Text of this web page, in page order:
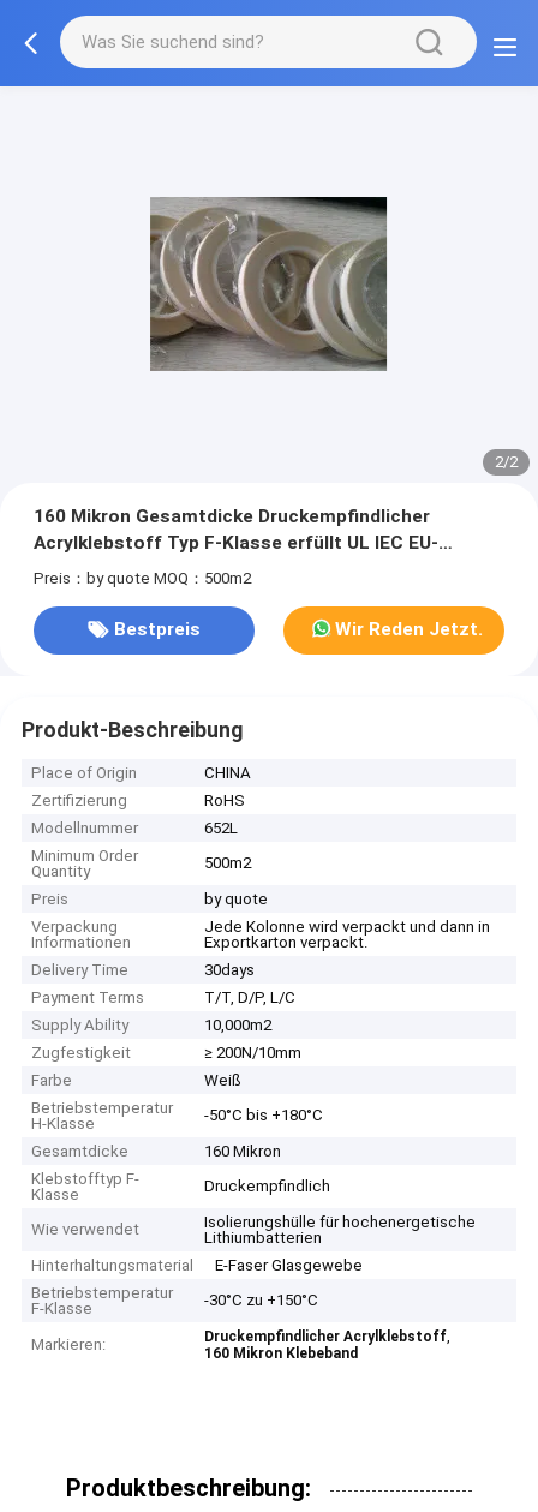
2/2
160 Mikron Gesamtdicke Druckempfindlicher
Acrylklebstoff Typ F-Klasse erfüllt UL IEC EU-
Umweltnormen
Preis：by quote MOQ：500m2
Bestpreis Wir Reden Jetzt.
Produkt-Beschreibung
Place of Origin
CHINA
Zertifizierung
RoHS
Modellnummer
652L
Minimum Order
Quantity
500m2
Preis
by quote
Verpackung
Informationen
Jede Kolonne wird verpackt und dann in
Exportkarton verpackt.
Delivery Time
30days
Payment Terms
T/T, D/P, L/C
Supply Ability
10,000m2
Zugfestigkeit
≥ 200N/10mm
Farbe
Weiß
Betriebstemperatur
H-Klasse
-50°C bis +180°C
Gesamtdicke
160 Mikron
Klebstofftyp F-
Klasse
Druckempfindlich
Wie verwendet
Isolierungshülle für hochenergetische
Lithiumbatterien
Hinterhaltungsmaterial
E-Faser Glasgewebe
Betriebstemperatur
F-Klasse
-30°C zu +150°C
Markieren: Druckempfindlicher Acrylklebstoff,
160 Mikron Klebeband
Produktbeschreibung: